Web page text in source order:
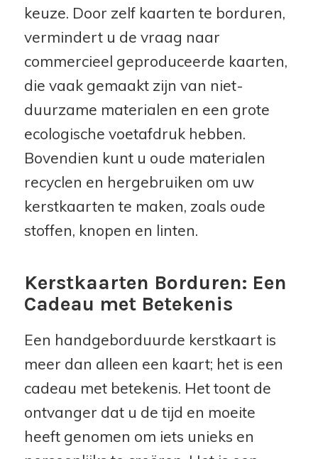
keuze. Door zelf kaarten te borduren,
vermindert u de vraag naar
commercieel geproduceerde kaarten,
die vaak gemaakt zijn van niet-
duurzame materialen en een grote
ecologische voetafdruk hebben.
Bovendien kunt u oude materialen
recyclen en hergebruiken om uw
kerstkaarten te maken, zoals oude
stoffen, knopen en linten.
Kerstkaarten Borduren: Een
Cadeau met Betekenis
Een handgeborduurde kerstkaart is
meer dan alleen een kaart; het is een
cadeau met betekenis. Het toont de
ontvanger dat u de tijd en moeite
heeft genomen om iets unieks en